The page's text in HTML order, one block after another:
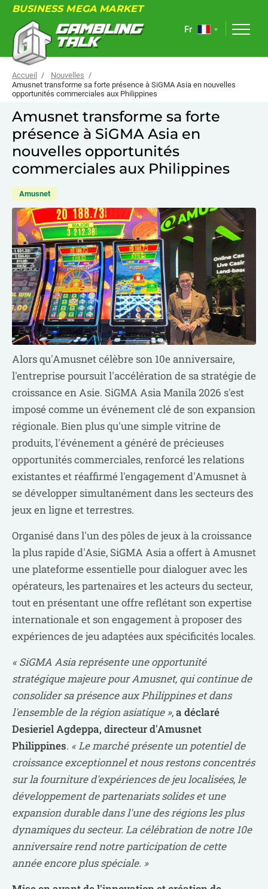
BUSINESS MEGA MARKET
À PROPOS
FORUM
ARTICLES
LIENS UTILES
ÉVÉNEMENTS
Fr
Accueil
Nouvelles
Amusnet transforme sa forte présence à SiGMA Asia en nouvelles
opportunités commerciales aux Philippines
Amusnet transforme sa forte
présence à SiGMA Asia en
nouvelles opportunités
commerciales aux Philippines
Amusnet
Alors qu'Amusnet célèbre son 10e anniversaire,
l'entreprise poursuit l'accélération de sa stratégie de
croissance en Asie. SiGMA Asia Manila 2026 s'est
imposé comme un événement clé de son expansion
régionale. Bien plus qu'une simple vitrine de
produits, l'événement a généré de précieuses
opportunités commerciales, renforcé les relations
existantes et réaffirmé l'engagement d'Amusnet à
se développer simultanément dans les secteurs des
jeux en ligne et terrestres.
Organisé dans l'un des pôles de jeux à la croissance
la plus rapide d'Asie, SiGMA Asia a offert à Amusnet
une plateforme essentielle pour dialoguer avec les
opérateurs, les partenaires et les acteurs du secteur,
tout en présentant une offre reflétant son expertise
internationale et son engagement à proposer des
expériences de jeu adaptées aux spécificités locales.
« SiGMA Asia représente une opportunité
stratégique majeure pour Amusnet, qui continue de
consolider sa présence aux Philippines et dans
l'ensemble de la région asiatique »,a déclaré
Desieriel Agdeppa, directeur d'Amusnet
Philippines. « Le marché présente un potentiel de
croissance exceptionnel et nous restons concentrés
sur la fourniture d'expériences de jeu localisées, le
développement de partenariats solides et une
expansion durable dans l'une des régions les plus
dynamiques du secteur. La célébration de notre 10e
anniversaire rend notre participation de cette
année encore plus spéciale. »